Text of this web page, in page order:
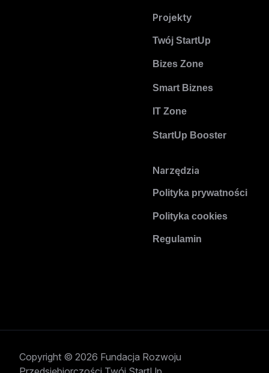
Projekty
Twój StartUp
Bizes Zone
Smart Biznes
IT Zone
StartUp Booster
Narzędzia
Polityka prywatności
Polityka cookies
Regulamin
Copyright © 2026 Fundacja Rozwoju